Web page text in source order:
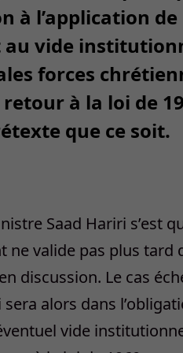
à l’application
vide
forces
retour à la loi de
que ce soit.
Saad Hariri s’est
ne valide pas plus
discussion. Le cas
alors dans
vide